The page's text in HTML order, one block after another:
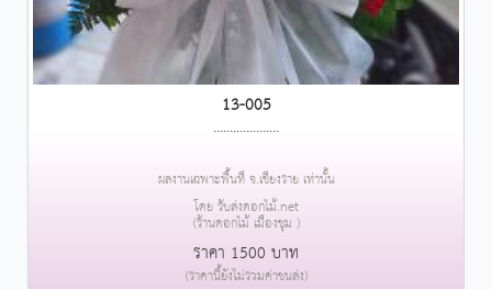
13-005
....................
ผลงานเฉพาะพื้นที่ จ.เชียงราย เท่านั้น
โดย รับส่งดอกไม้.net
(ร้านดอกไม้ เมืองชุม )
ราคา 1500 บาท
(ราคานี้ยังไม่รวมค่าขนส่ง)